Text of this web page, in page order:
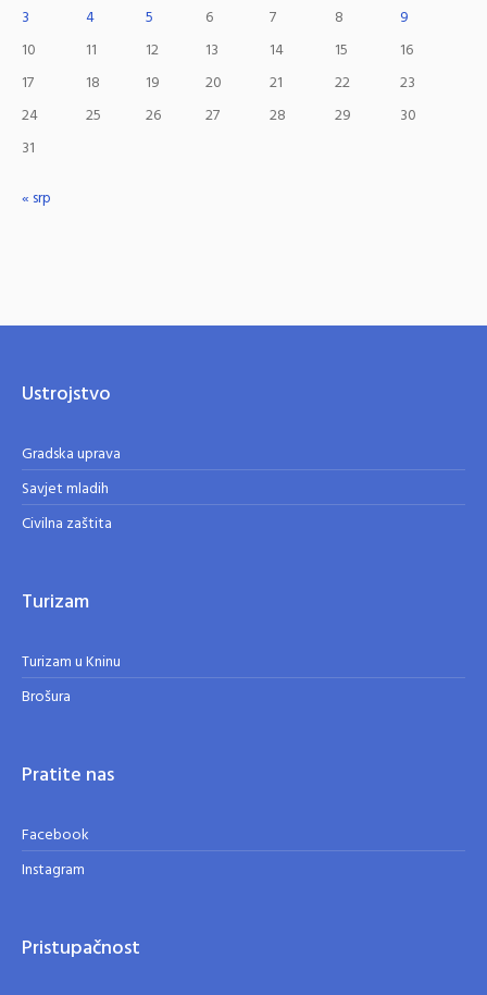
3
4 5 6 7 8
9
10
11 12 13 14 15
16
17
18 19 20 21 22
23
24
25 26 27 28 29
30
31
« srp
Ustrojstvo
Gradska uprava
Savjet mladih
Civilna zaštita
Turizam
Turizam u Kninu
Brošura
Pratite nas
Facebook
Instagram
Pristupačnost